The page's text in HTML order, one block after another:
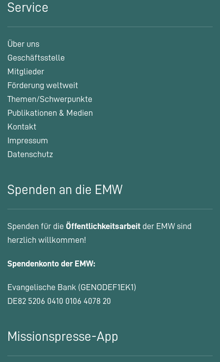
Service
Über uns
Geschäftsstelle
Mitglieder
Förderung weltweit
Themen/Schwerpunkte
Publikationen & Medien
Kontakt
Impressum
Datenschutz
Spenden an die EMW
Spenden für die Öffentlichkeitsarbeit der EMW sind
herzlich willkommen!
Spendenkonto der EMW:
Evangelische Bank (GENODEF1EK1)
DE82 5206 0410 0106 4078 20
Missionspresse-App